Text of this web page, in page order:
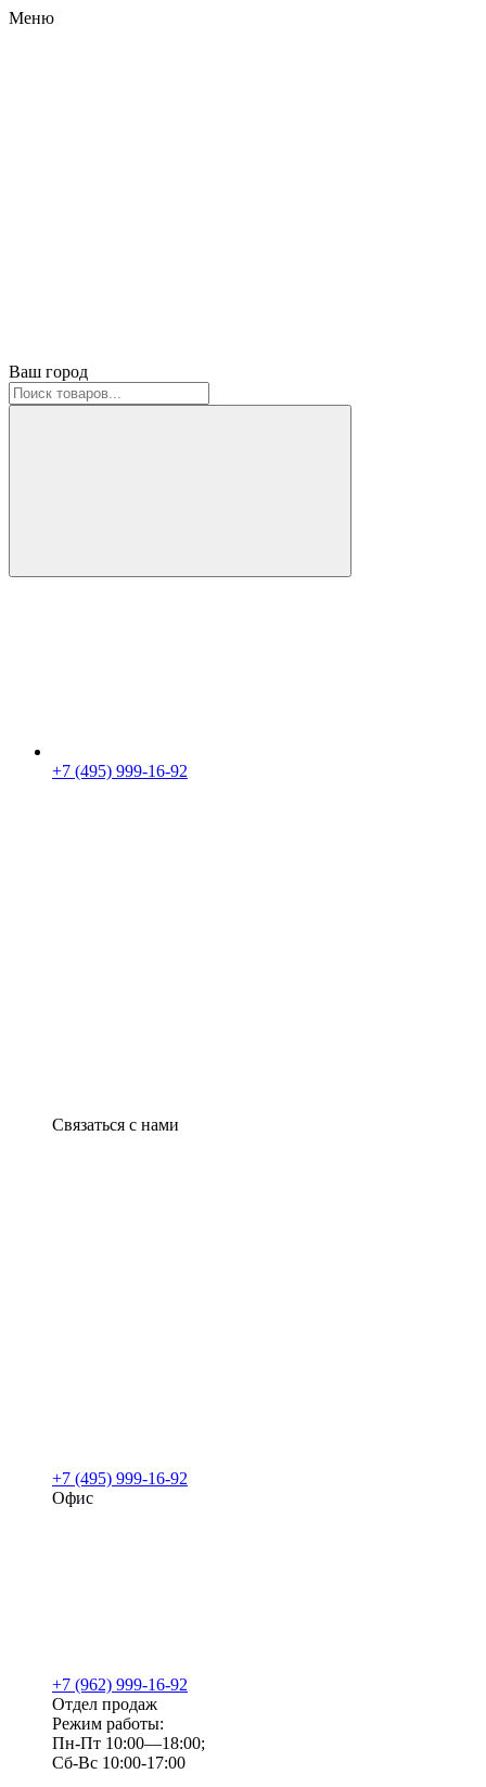
Меню
Ваш город
+7 (495) 999-16-92
Связаться с нами
+7 (495) 999-16-92
Офис
+7 (962) 999-16-92
Отдел продаж
Режим работы:
Пн-Пт 10:00—18:00;
Сб-Вс 10:00-17:00